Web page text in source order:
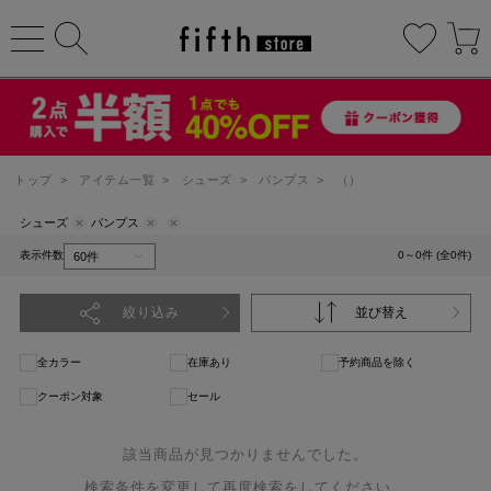
トップ > アイテム一覧 > シューズ > パンプス > （）
シューズ パンプス
表示件数 0～0件 (全0件)
絞り込み 並び替え
全カラー 在庫あり 予約商品を除く
クーポン対象 セール
該当商品が見つかりませんでした。
検索条件を変更して再度検索をしてください。